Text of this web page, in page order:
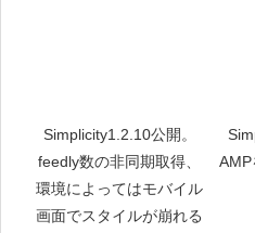
Simplicity1.2.10公開。
feedly数の非同期取得、
環境によってはモバイル
画面でスタイルが崩れる